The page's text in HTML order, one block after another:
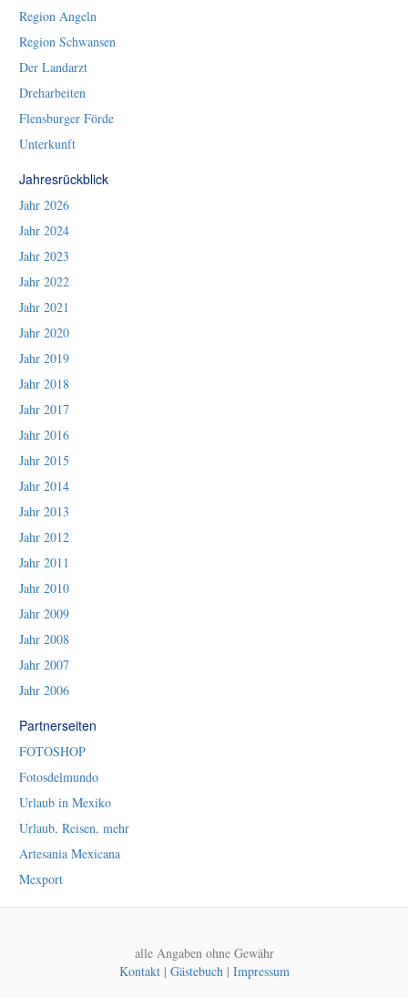
Region Angeln
Region Schwansen
Der Landarzt
Dreharbeiten
Flensburger Förde
Unterkunft
Jahresrückblick
Jahr 2026
Jahr 2024
Jahr 2023
Jahr 2022
Jahr 2021
Jahr 2020
Jahr 2019
Jahr 2018
Jahr 2017
Jahr 2016
Jahr 2015
Jahr 2014
Jahr 2013
Jahr 2012
Jahr 2011
Jahr 2010
Jahr 2009
Jahr 2008
Jahr 2007
Jahr 2006
Partnerseiten
FOTOSHOP
Fotosdelmundo
Urlaub in Mexiko
Urlaub, Reisen, mehr
Artesania Mexicana
Mexport
alle Angaben ohne Gewähr
Kontakt| Gästebuch| Impressum